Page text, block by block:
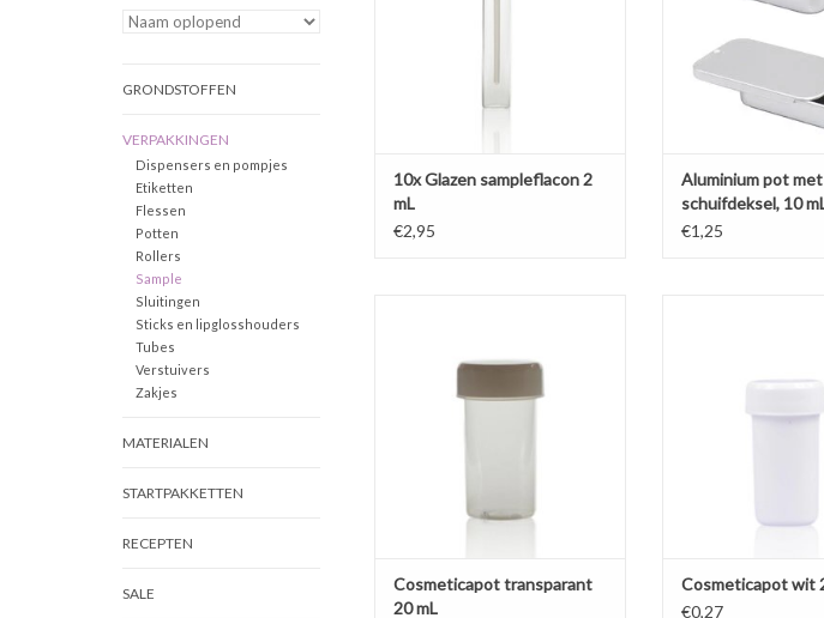
GRONDSTOFFEN
VERPAKKINGEN
Dispensers en pompjes
Etiketten
Flessen
Potten
Rollers
Sample
Sluitingen
Sticks en lipglosshouders
Tubes
Verstuivers
Zakjes
MATERIALEN
STARTPAKKETTEN
RECEPTEN
SALE
10x Glazen sampleflacon 2
mL
€2,95
TOEVOEGEN AAN
Aluminium pot met
schuifdeksel, 10
€1,25
Cosmeticapot transparant
20 mL
TOEVOEGEN AAN
Cosmeticapot wit
€0,27